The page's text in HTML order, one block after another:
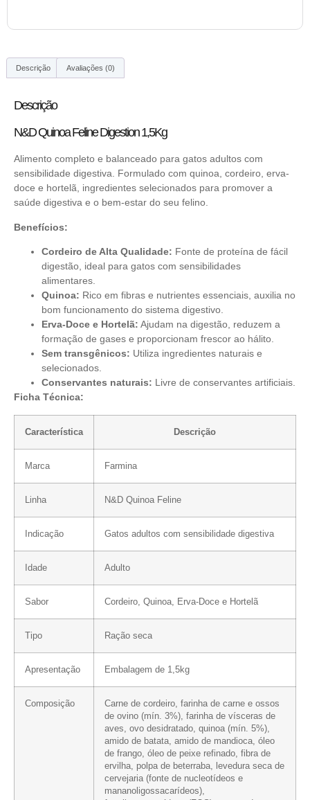
Descrição Avaliações (0)
Descrição
N&D Quinoa Feline Digestion 1,5Kg
Alimento completo e balanceado para gatos adultos com
sensibilidade digestiva. Formulado com quinoa, cordeiro, erva-
doce e hortelã, ingredientes selecionados para promover a
saúde digestiva e o bem-estar do seu felino.
Benefícios:
Cordeiro de Alta Qualidade: Fonte de proteína de fácil
digestão, ideal para gatos com sensibilidades
alimentares.
Quinoa: Rico em fibras e nutrientes essenciais, auxilia no
bom funcionamento do sistema digestivo.
Erva-Doce e Hortelã: Ajudam na digestão, reduzem a
formação de gases e proporcionam frescor ao hálito.
Sem transgênicos: Utiliza ingredientes naturais e
selecionados.
Conservantes naturais: Livre de conservantes artificiais.
Ficha Técnica:
Característica Descrição
Marca Farmina
Linha N&D Quinoa Feline
Indicação Gatos adultos com sensibilidade digestiva
Idade Adulto
Sabor Cordeiro, Quinoa, Erva-Doce e Hortelã
Tipo Ração seca
Apresentação Embalagem de 1,5kg
Composição
Carne de cordeiro, farinha de carne e ossos
de ovino (mín. 3%), farinha de vísceras de
aves, ovo desidratado, quinoa (mín. 5%),
amido de batata, amido de mandioca, óleo
de frango, óleo de peixe refinado, fibra de
ervilha, polpa de beterraba, levedura seca de
cervejaria (fonte de nucleotídeos e
mananoligossacarídeos),